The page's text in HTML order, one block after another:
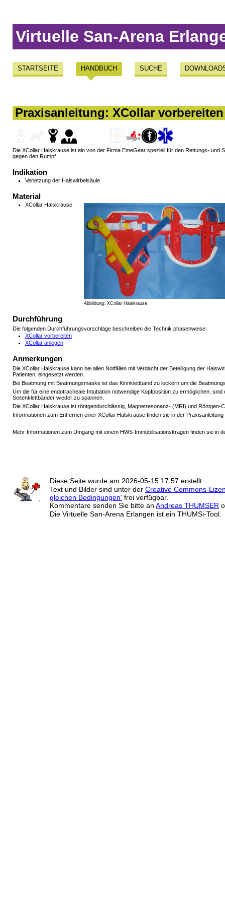
Virtuelle San-Arena
STARTSEITE HANDBUCH SUCHE
Praxisanleitung: XCollar
Die XCollar Halskrause ist ein von der Firma EmeGear speziell für den Rettungs-
gegen den Rumpf.
Indikation
Verletzung der Halswirbelsäule
Material
XCollar Halskrause
Abbildung: XCollar Halskrause
Durchführung
Die folgenden Durchführungsvorschläge beschreiben die Technik phasenweise:
XCollar vorbereiten
XCollar anlegen
Anmerkungen
Die XCollar Halskrause kann bei allen Notfällen mit Verdacht der Beteiligung der
Patienten, eingesetzt werden.
Bei Beatmung mit Beatmungsmaske ist das Kinnklettband zu lockern um die
Um die für eine endotracheale Intubation notwendige Kopfposition zu ermöglichen,
Seitenklettbänder wieder zu spannen.
Die XCollar Halskrause ist röntgendurchlässig, Magnetresonanz- (MRI) und Röntgen-
Informationen zum Entfernen einer XCollar Halskrause finden sie in der Praxisanleitung
Mehr Informationen zum Umgang mit einem HWS-Immobilisationskragen finden sie in
Diese Seite wurde am 2026-05-15 17:57 erstellt.
Text und Bilder sind unter der Creative Commons-
gleichen Bedingungen' frei verfügbar.
Kommentare senden Sie bitte an Andreas THUMSER
Die Virtuelle San-Arena Erlangen ist ein THUMSi-Tool.